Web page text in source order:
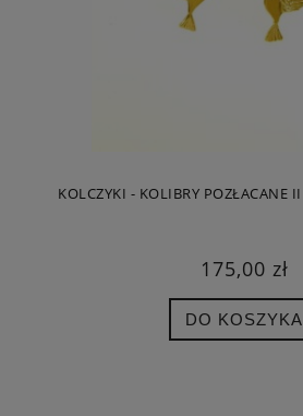
KOLCZYKI - KOLIBRY POZŁACANE II
175,00 zł
DO KOSZYKA